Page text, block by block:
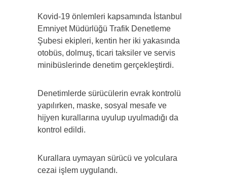
Kovid-19 önlemleri kapsamında İstanbul
Emniyet Müdürlüğü Trafik Denetleme
Şubesi ekipleri, kentin her iki yakasında
otobüs, dolmuş, ticari taksiler ve servis
minibüslerinde denetim gerçekleştirdi.
Denetimlerde sürücülerin evrak kontrolü
yapılırken, maske, sosyal mesafe ve
hijyen kurallarına uyulup uyulmadığı da
kontrol edildi.
Kurallara uymayan sürücü ve yolculara
cezai işlem uygulandı.